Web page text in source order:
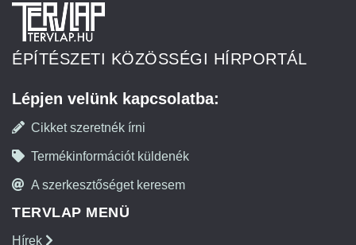
ÉPÍTÉSZETI KÖZÖSSÉGI HÍRPORTÁL
Lépjen velünk kapcsolatba:
Cikket szeretnék írni
Termékinformációt küldenék
A szerkesztőséget keresem
TERVLAP MENÜ
Hírek